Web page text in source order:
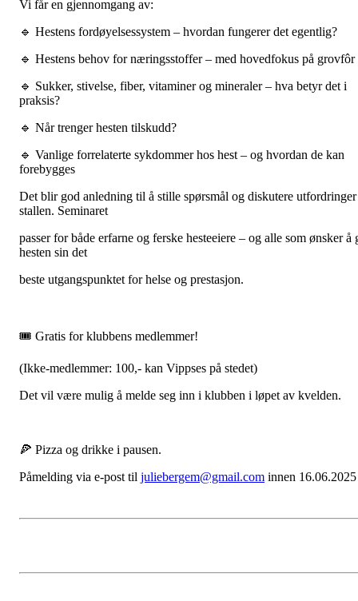
Vi får en gjennomgang av:
🔹 Hestens fordøyelsessystem – hvordan fungerer det egentlig?
🔹 Hestens behov for næringsstoffer – med hovedfokus på grovfôr
🔹 Sukker, stivelse, fiber, vitaminer og mineraler – hva betyr det i
praksis?
🔹 Når trenger hesten tilskudd?
🔹 Vanlige forrelaterte sykdommer hos hest – og hvordan de kan
forebygges
Det blir god anledning til å stille spørsmål og diskutere
stallen. Seminaret
passer for både erfarne og ferske hesteeiere – og alle som ønsker å
hesten sin det
beste utgangspunktet for helse og prestasjon.
🎟 Gratis for klubbens medlemmer!
(Ikke-medlemmer: 100,- kan Vippses på stedet)
Det vil være mulig å melde seg inn i klubben i løpet av kvelden.
🍕 Pizza og drikke i pausen.
Påmelding via e-post til juliebergem@gmail.com innen 16.06.2025